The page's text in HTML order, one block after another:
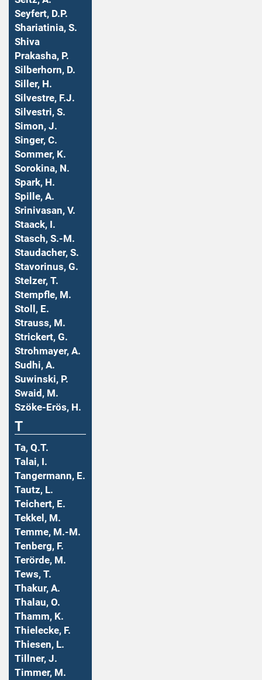
Seyfert, D.P.
Shariatinia, S.
Shiva
Prakasha, P.
Silberhorn, D.
Siller, H.
Silvestre, F.J.
Silvestri, S.
Simon, J.
Singer, C.
Sommer, K.
Sorokina, N.
Spark, H.
Spille, A.
Srinivasan, V.
Staack, I.
Stasch, S.-M.
Staudacher, S.
Stavorinus, G.
Stelzer, T.
Stempfle, M.
Stoll, E.
Strauss, M.
Strickert, G.
Strohmayer, A.
Sudhi, A.
Suwinski, P.
Swaid, M.
Szöke-Erös, H.
T
Ta, Q.T.
Talai, I.
Tangermann, E.
Tautz, L.
Teichert, E.
Tekkel, M.
Temme, M.-M.
Tenberg, F.
Terörde, M.
Tews, T.
Thakur, A.
Thalau, O.
Thamm, K.
Thielecke, F.
Thiesen, L.
Tillner, J.
Timmer, M.